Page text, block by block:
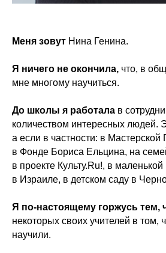
Меня зовут Нина Генина.
Я ничего не окончила, что, в
мне многому научиться.
До школы я работала в
количеством интересных людей.
а если в частности: в
в Фонде Бориса Ельцина, на
в проекте Культу.Ru!, в маленькой
в Израиле, в детском саду в
Я по-настоящему горжусь тем,
некоторых своих учителей в том,
научили.